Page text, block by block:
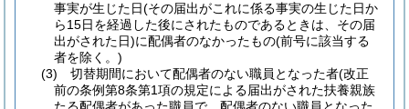
事実が生じた日(その届出がこれに係る事実の生じた日か
ら15日を経過した後にされたものであるときは、その届
出がされた日)に配偶者のなかったもの(前号に該当する
者を除く。)
(3)
切替期間において配偶者のない職員となった者(改正
前の条例第8条第1項の規定による届出がされた扶養親族